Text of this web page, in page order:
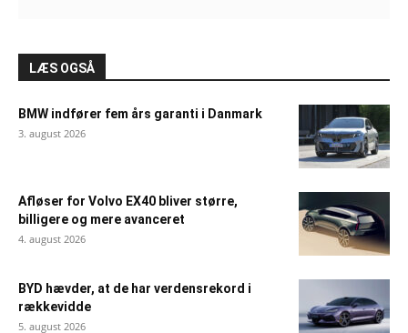
LÆS OGSÅ
BMW indfører fem års garanti i Danmark
3. august 2026
Afløser for Volvo EX40 bliver større,
billigere og mere avanceret
4. august 2026
BYD hævder, at de har verdensrekord i
rækkevidde
5. august 2026